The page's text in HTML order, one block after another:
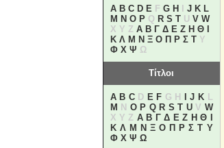
A B C D EF G H J K L
M N O PQ R S TU V W
X Y Z Α Β Γ Δ Ε Ζ Η Θ
Κ Λ Μ Ν Ξ Ο Π Ρ Σ ΤΥ
Φ Χ Ψ Ω
Τίτλοι
A B CD E F G H J KL
M N O P Q R S T UV W
X Y Z Α Β Γ Δ Ε Ζ Η Θ
Κ Λ Μ Ν Ξ Ο Π Ρ Σ Τ Υ
Φ Χ Ψ Ω